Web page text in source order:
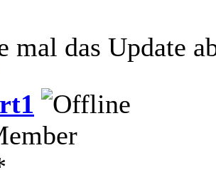
mal das Update